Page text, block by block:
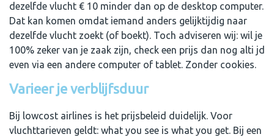
dezelfde vlucht € 10 minder dan op de desktop computer.
Dat kan komen omdat iemand anders gelijktijdig naar
dezelfde vlucht zoekt (of boekt). Toch adviseren wij: wil je
100% zeker van je zaak zijn, check een prijs dan nog alti jd
even via een andere computer of tablet. Zonder cookies.
Varieer je verblijfsduur
Bij lowcost airlines is het prijsbeleid duidelijk. Voor
vluchttarieven geldt: what you see is what you get. Bij een